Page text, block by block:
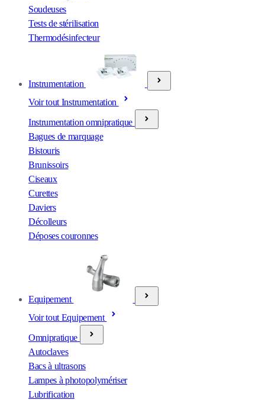
Soudeuses
Tests de stérilisation
Thermodésinfecteur
Instrumentation
Voir tout Instrumentation
Instrumentation omnipratique
Bagues de marquage
Bistouris
Brunissoirs
Ciseaux
Curettes
Daviers
Décolleurs
Déposes couronnes
Equipement
Voir tout Equipement
Omnipratique
Autoclaves
Bacs à ultrasons
Lampes à photopolymériser
Lubrification